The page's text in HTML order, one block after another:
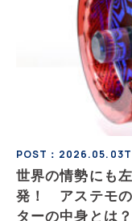
POST：2026.05.03
世界の情勢にも
発！ アステモの
ターの中身とは？